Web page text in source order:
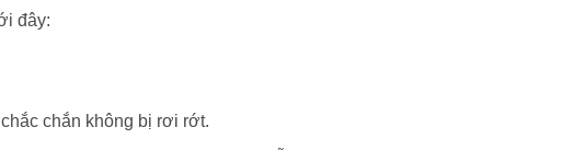
đây:
chắn không bị rơi rớt.